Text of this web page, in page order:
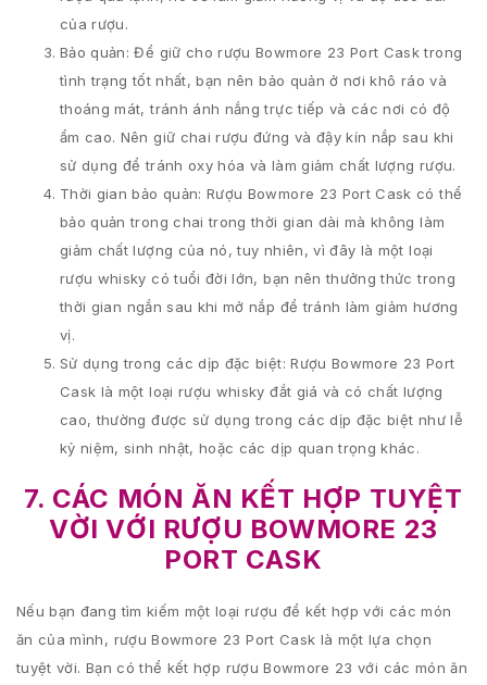
của rượu.
Bảo quản: Để giữ cho rượu Bowmore 23 Port Cask trong
tình trạng tốt nhất, bạn nên bảo quản ở nơi khô ráo và
thoáng mát, tránh ánh nắng trực tiếp và các nơi có độ
ẩm cao. Nên giữ chai rượu đứng và đậy kín nắp sau khi
sử dụng để tránh oxy hóa và làm giảm chất lượng rượu.
Thời gian bảo quản: Rượu Bowmore 23 Port Cask có thể
bảo quản trong chai trong thời gian dài mà không làm
giảm chất lượng của nó, tuy nhiên, vì đây là một loại
rượu whisky có tuổi đời lớn, bạn nên thưởng thức trong
thời gian ngắn sau khi mở nắp để tránh làm giảm hương
vị.
Sử dụng trong các dịp đặc biệt: Rượu Bowmore 23 Port
Cask là một loại rượu whisky đắt giá và có chất lượng
cao, thường được sử dụng trong các dịp đặc biệt như lễ
kỷ niệm, sinh nhật, hoặc các dịp quan trọng khác.
7. CÁC MÓN ĂN KẾT HỢP TUYỆT
VỜI VỚI RƯỢU BOWMORE 23
PORT CASK
Nếu bạn đang tìm kiếm một loại rượu để kết hợp với các món
ăn của mình, rượu Bowmore 23 Port Cask là một lựa chọn
tuyệt vời. Bạn có thể kết hợp rượu Bowmore 23 với các món ăn